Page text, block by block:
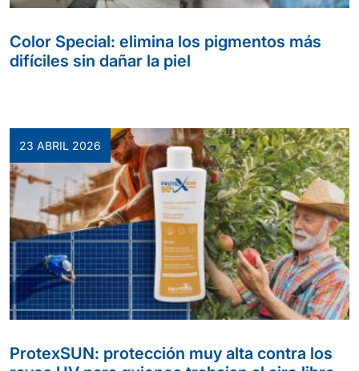
Color Special: elimina los pigmentos más
difíciles sin dañar la piel
23 ABRIL 2026
ProtexSUN: protección muy alta contra los